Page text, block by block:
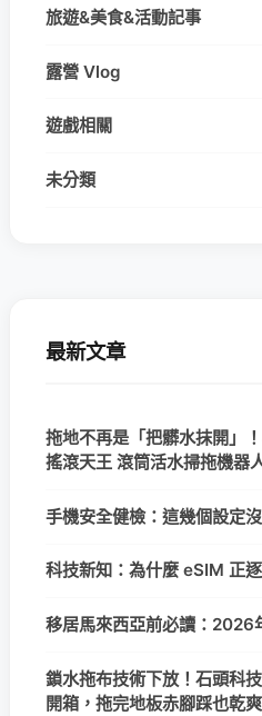
旅遊&美食&活動記事
露營 Vlog
遊戲相關
未分類
最新文章
拖地不再是「把髒水抹開」
搖滾天王 滾筒活水掃拖機器
手機安全健檢：這幾個設定
科技新知：為什麼 eSIM 正
移居馬來西亞前必讀：2026
鎖水拖布技術下放！石頭科
開箱，拖完地板赤腳踩也乾爽